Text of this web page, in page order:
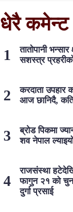
धेरै कमेन्ट
तातोपानी
सशस्त्र
करदाता उपहार
आज छानिदै,
ब्रोड पिकमा
शव नेपाल
राजसंस्था
फागुन २१ को
दुर्गा प्रसाई